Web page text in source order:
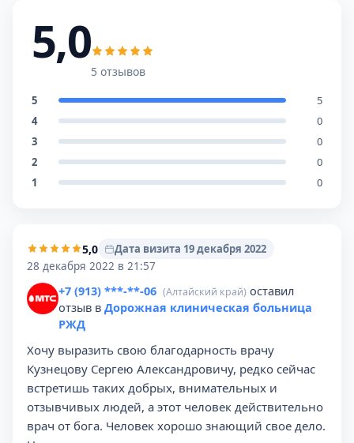
5,0
5 отзывов
5
5
4
0
3
0
2
0
1
0
5,0
Дата визита 19 декабря 2022
28 декабря 2022 в 21:57
+7 (913) ***-**-06 (Алтайский край) оставил
отзыв в Дорожная клиническая больница
РЖД
Хочу выразить свою благодарность врачу
Кузнецову Сергею Александровичу, редко сейчас
встретишь таких добрых, внимательных и
отзывчивых людей, а этот человек действительно
врач от бога. Человек хорошо знающий свое дело.